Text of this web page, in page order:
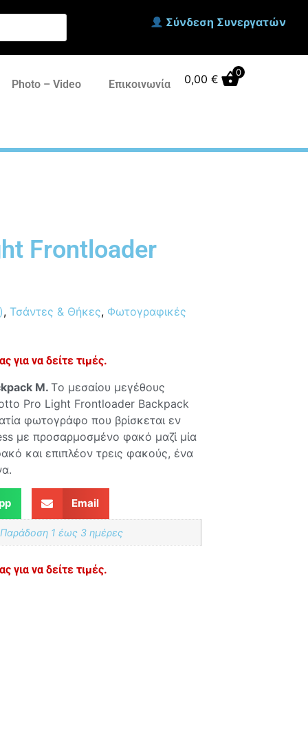
Σύνδεση Συνεργατών
Photo – Video Επικοινωνία 0,00 € 0
Frontloader
, Τσάντες & Θήκες, Φωτογραφικές
για να δείτε τιμές.
M. Tο μεσαίου μεγέθους
Pro Light Frontloader Backpack
φωτογράφο που βρίσκεται εν
με προσαρμοσμένο φακό μαζί μία
και επιπλέον τρεις φακούς, ένα
Email
1 έως 3 ημέρες
για να δείτε τιμές.